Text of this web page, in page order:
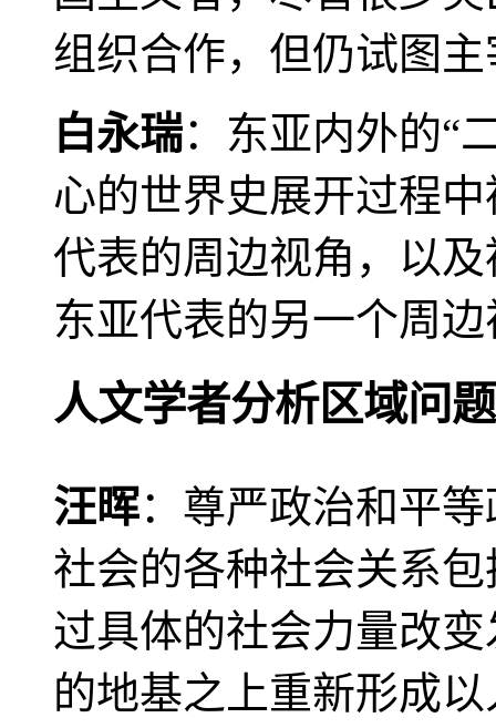
组织合作，但仍试图
白永瑞：东亚内外的“
心的世界史展开过程
代表的周边视角，以
东亚代表的另一个周
人文学者分析区域问题
汪晖：尊严政治和平
社会的各种社会关系
过具体的社会力量改
的地基之上重新形成